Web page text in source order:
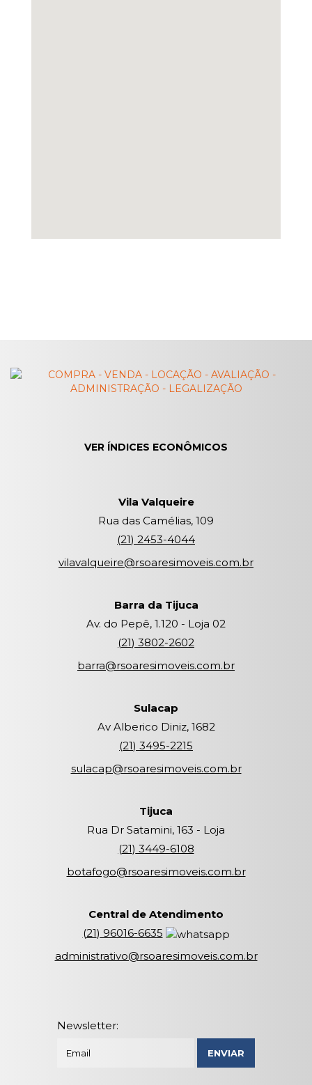
VER ÍNDICES ECONÔMICOS
Vila Valqueire
Rua das Camélias, 109
(21) 2453-4044
vilavalqueire@rsoaresimoveis.com.br
Barra da Tijuca
Av. do Pepê, 1.120 - Loja 02
(21) 3802-2602
barra@rsoaresimoveis.com.br
Sulacap
Av Alberico Diniz, 1682
(21) 3495-2215
sulacap@rsoaresimoveis.com.br
Tijuca
Rua Dr Satamini, 163 - Loja
(21) 3449-6108
botafogo@rsoaresimoveis.com.br
Central de Atendimento
(21) 96016-6635
administrativo@rsoaresimoveis.com.br
Newsletter: